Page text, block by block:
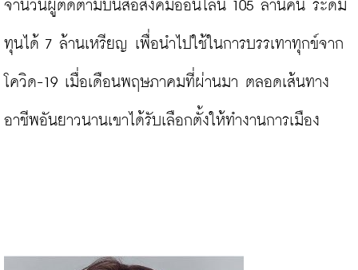
จำนวนผู้ติดตามบนสื่อสังคมออนไลน์ 105 ล้านคน ระดม
ทุนได้ 7 ล้านเหรียญ เพื่อนำไปใช้ในการบรรเทาทุกข์จาก
โควิด-19 เมื่อเดือนพฤษภาคมที่ผ่านมา ตลอดเส้นทาง
อาชีพอันยาวนานเขาได้รับเลือกตั้งให้ทำงานการเมือง